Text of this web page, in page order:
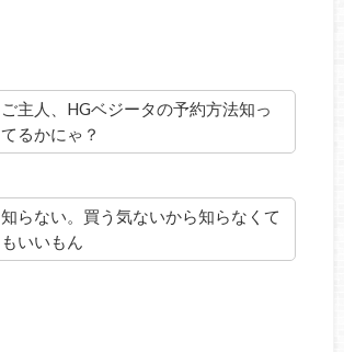
ご主人、HGベジータの予約方法知っ
てるかにゃ？
知らない。買う気ないから知らなくて
もいいもん